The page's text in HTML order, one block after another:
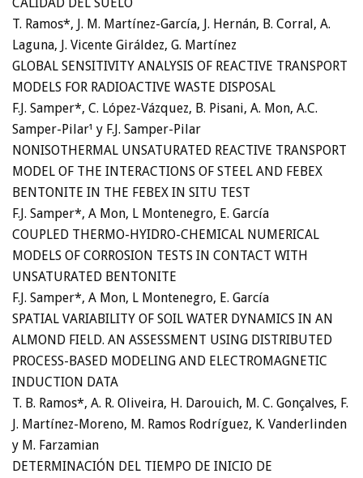
T. Ramos*, J. M. Martínez-García, J. Hernán, B. Corral, A.
Laguna, J. Vicente Giráldez, G. Martínez
GLOBAL SENSITIVITY ANALYSIS OF REACTIVE TRANSPORT
MODELS FOR RADIOACTIVE WASTE DISPOSAL
F.J. Samper*, C. López-Vázquez, B. Pisani, A. Mon, A.C.
Samper-Pilar¹ y F.J. Samper-Pilar
NONISOTHERMAL UNSATURATED REACTIVE TRANSPORT
MODEL OF THE INTERACTIONS OF STEEL AND FEBEX
BENTONITE IN THE FEBEX IN SITU TEST
F.J. Samper*, A Mon, L Montenegro, E. García
COUPLED THERMO-HYIDRO-CHEMICAL NUMERICAL
MODELS OF CORROSION TESTS IN CONTACT WITH
UNSATURATED BENTONITE
F.J. Samper*, A Mon, L Montenegro, E. García
SPATIAL VARIABILITY OF SOIL WATER DYNAMICS IN AN
ALMOND FIELD. AN ASSESSMENT USING DISTRIBUTED
PROCESS-BASED MODELING AND ELECTROMAGNETIC
INDUCTION DATA
T. B. Ramos*, A. R. Oliveira, H. Darouich, M. C. Gonçalves, F.
J. Martínez-Moreno, M. Ramos Rodríguez, K. Vanderlinden
y M. Farzamian
DETERMINACIÓN DEL TIEMPO DE INICIO DE